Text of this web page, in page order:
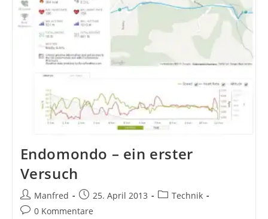
Active
Im
GPS-
Vergleich
Endomondo – ein erster
Versuch
Beitrags-
Autor:
Manfred
Beitrag
veröffentlicht:
25. April 2013
Beitrags-
Technik
Beitrags-
0 Kommentare